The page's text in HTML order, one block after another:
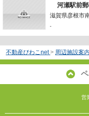
河瀬駅前
滋賀県彦根市
-
不動産びわこnet > 周辺施設案内
営